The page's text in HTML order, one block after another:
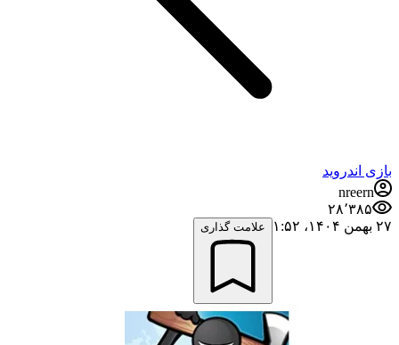
بازی اندروید
nreern
۲۸٬۳۸۵
۲۷ بهمن ۱۴۰۴،‏ ۱:۵۲
علامت گذاری